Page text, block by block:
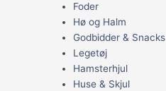
Foder
Hø og Halm
Godbidder & Snacks
Legetøj
Hamsterhjul
Huse & Skjul